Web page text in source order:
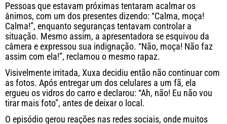
Pessoas que estavam próximas tentaram acalmar os
ânimos, com um dos presentes dizendo: “Calma, moça!
Calma!”, enquanto seguranças tentavam controlar a
situação. Mesmo assim, a apresentadora se esquivou da
câmera e expressou sua indignação. “Não, moça! Não faz
assim com ela!”, reclamou o mesmo rapaz.
Visivelmente irritada, Xuxa decidiu então não continuar com
as fotos. Após entregar um dos celulares a um fã, ela
ergueu os vidros do carro e declarou: “Ah, não! Eu não vou
tirar mais foto”, antes de deixar o local.
O episódio gerou reações nas redes sociais, onde muitos